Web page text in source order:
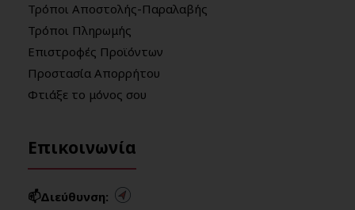
Τρόποι Αποστολής-Παραλαβής
Τρόποι Πληρωμής
Επιστροφές Προϊόντων
Προστασία Απορρήτου
Φτιάξε το μόνος σου
Επικοινωνία
📫Διεύθυνση: